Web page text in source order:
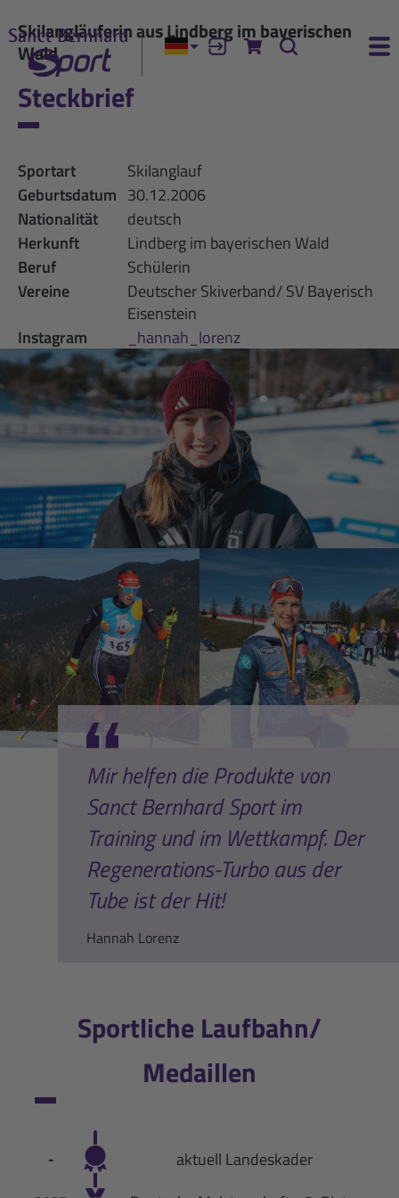
Aktuelle Sprache:
AnmeldenZum Warenkorb
Suche
Skilangläuferin aus Lindberg im bayerischen
Wald
Steckbrief
Sportart
Skilanglauf
Geburtsdatum 30.12.2006
Nationalität
deutsch
Herkunft
Lindberg im bayerischen Wald
Beruf
Schülerin
Vereine
Deutscher Skiverband/ SV Bayerisch
Eisenstein
Instagram
_hannah_lorenz
Mir helfen die Produkte von
Sanct Bernhard Sport im
Training und im Wettkampf. Der
Regenerations-Turbo aus der
Tube ist der Hit!
Hannah Lorenz
Sportliche Laufbahn/
Medaillen
- aktuell Landeskader